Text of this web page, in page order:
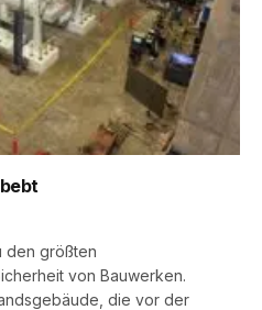
den größten
von Bauwerken.
die vor der